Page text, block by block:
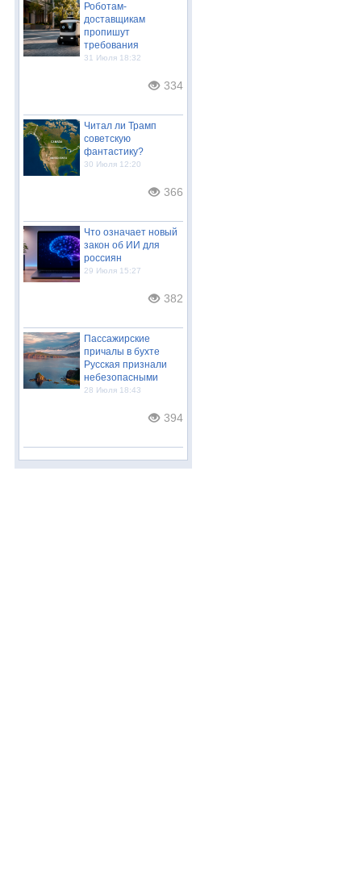
Роботам-
доставщикам
пропишут
требования
31 Июля 18:32
334
Читал ли Трамп
советскую
фантастику?
30 Июля 12:20
366
Что означает новый
закон об ИИ для
россиян
29 Июля 15:27
382
Пассажирские
причалы в бухте
Русская признали
небезопасными
28 Июля 18:43
394